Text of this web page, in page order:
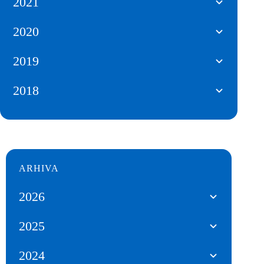
2020
2019
2018
ARHIVA
2026
2025
2024